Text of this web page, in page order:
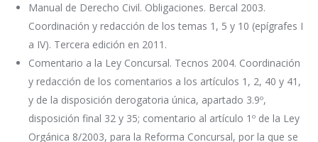
Manual de Derecho Civil. Obligaciones. Bercal 2003.
Coordinación y redacción de los temas 1, 5 y 10 (epígrafes I
a IV). Tercera edición en 2011.
Comentario a la Ley Concursal. Tecnos 2004. Coordinación
y redacción de los comentarios a los artículos 1, 2, 40 y 41,
y de la disposición derogatoria única, apartado 3.9º,
disposición final 32 y 35; comentario al artículo 1º de la Ley
Orgánica 8/2003, para la Reforma Concursal, por la que se